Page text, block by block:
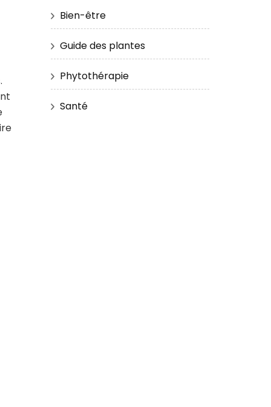
Bien-être
Guide des plantes
Phytothérapie
Santé